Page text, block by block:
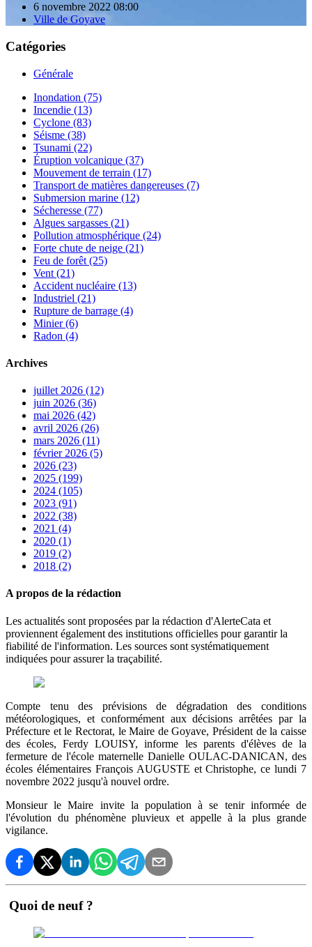
6 novembre 2022 08:00
Ville de Goyave
Catégories
Générale
Inondation (75)
Incendie (13)
Cyclone (83)
Séisme (38)
Tsunami (22)
Éruption volcanique (37)
Mouvement de terrain (17)
Transport de matières dangereuses (7)
Submersion marine (12)
Sécheresse (77)
Algues sargasses (21)
Pollution atmosphérique (24)
Forte chute de neige (21)
Feu de forêt (25)
Vent (21)
Accident nucléaire (13)
Industriel (21)
Rupture de barrage (4)
Minier (6)
Radon (4)
Archives
juillet 2026 (12)
juin 2026 (36)
mai 2026 (42)
avril 2026 (26)
mars 2026 (11)
février 2026 (5)
2026 (23)
2025 (199)
2024 (105)
2023 (91)
2022 (38)
2021 (4)
2020 (1)
2019 (2)
2018 (2)
A propos de la rédaction
Les actualités sont proposées par la rédaction d'AlerteCata et
proviennent également des institutions officielles pour garantir la
fiabilité de l'information. Les sources sont systématiquement
indiquées pour assurer la traçabilité.
Compte tenu des prévisions de dégradation des conditions
météorologiques, et conformément aux décisions arrêtées par la
Préfecture et le Rectorat, le Maire de Goyave, Président de la caisse
des écoles, Ferdy LOUISY, informe les parents d'élèves de la
fermeture de l'école maternelle Danielle OULAC-DANICAN, des
écoles élémentaires François AUGUSTE et Christophe, ce lundi 7
novembre 2022 jusqu'à nouvel ordre.
Monsieur le Maire invite la population à se tenir informée de
l'évolution du phénomène pluvieux et appelle à la plus grande
vigilance.
Quoi de neuf ?